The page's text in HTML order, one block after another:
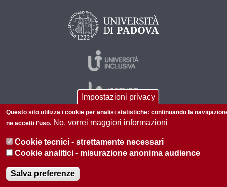
P.I. 00742430283 C.F. 80006480281
Amministrazione trasparente
Impostazioni privacy
Questo sito utilizza i cookie per analisi statistiche: continuando la
ne accetti l'uso. No, vorrei maggiori informazioni
Cookie tecnici - strettamente necessari
Cookie analitici - misurazione anonima audience
Salva preferenze